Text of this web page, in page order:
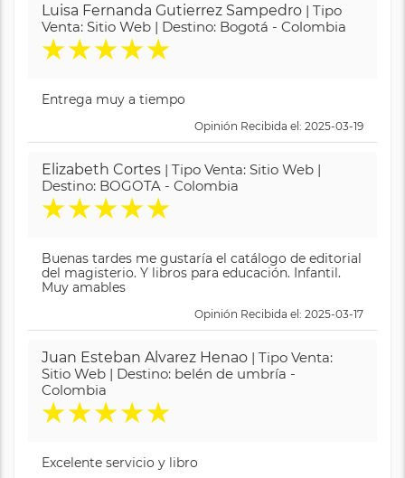
Luisa Fernanda Gutierrez Sampedro | Tipo
Venta: Sitio Web | Destino: Bogotá - Colombia
★★★★★
Entrega muy a tiempo
Opinión Recibida el: 2025-03-19
Elizabeth Cortes | Tipo Venta: Sitio Web |
Destino: BOGOTA - Colombia
★★★★★
Buenas tardes me gustaría el catálogo de editorial
del magisterio. Y libros para educación. Infantil.
Muy amables
Opinión Recibida el: 2025-03-17
Juan Esteban Alvarez Henao | Tipo Venta:
Sitio Web | Destino: belén de umbría -
Colombia
★★★★★
Excelente servicio y libro